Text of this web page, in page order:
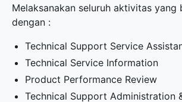
Melaksanakan seluruh aktivitas yang
dengan :
Technical Support Service
Technical Service Information
Product Performance Review
Technical Support Administration